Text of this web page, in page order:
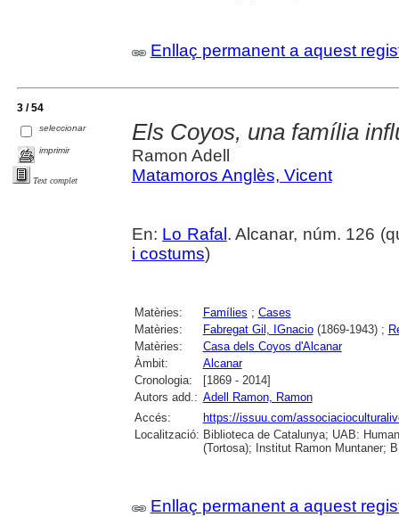
Enllaç permanent a aquest
3 / 54
seleccionar
imprimir
Text complet
Els Coyos, una família
Ramon Adell
Matamoros Anglès, Vicent
En: Lo Rafal . Alcanar, núm. 126
i costums)
Matèries: Famílies ; Cases
Matèries:
Fabregat Gil, IGnacio(1869-1943) ;
Matèries:
Casa dels Coyos d'Alcanar
Àmbit:
Alcanar
Cronologia:
[1869 - 2014]
Autors add.: Adell Ramon, Ramon
Accés:
https://issuu.com/
Localització: Biblioteca de Catalunya; UAB:
(Tortosa); Institut Ramon Muntaner;
Enllaç permanent a aquest